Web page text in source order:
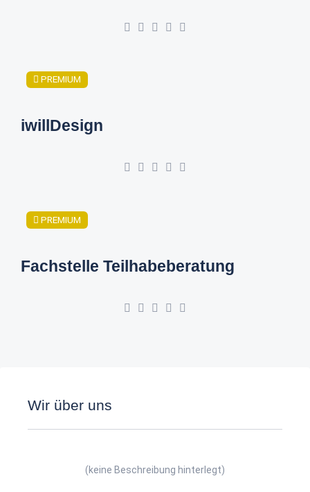
PREMIUM
iwillDesign
PREMIUM
Fachstelle Teilhabeberatung
Wir über uns
(keine Beschreibung hinterlegt)